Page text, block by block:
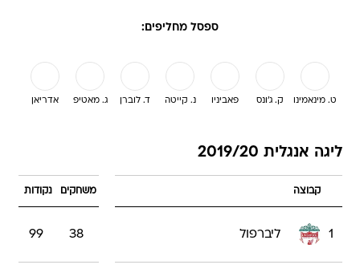
ספסל מחליפים:
אדריאן ג. מאטיפ ד. לוברן נ. קייטה פאביניו ק. ג'ונס ט. מינאמינו
ליגה אנגלית 2019/20
קבוצה משחקים נקודות
1 ליברפול 38
99